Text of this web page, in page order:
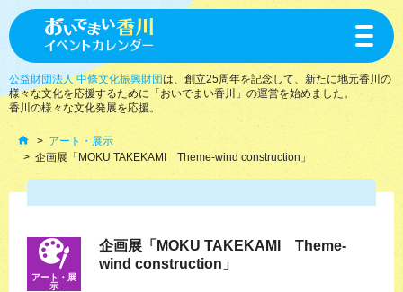
toggle
公益財団法人 中條文化振興財団は、創立25周年を記念して、新たに地元香川の
様々な文化を応援するために「おいでまい香川」の運営を始めました。
香川の様々な文化発展を応援。
アート・展示
企画展「MOKU TAKEKAMI Theme-wind construction」
アート・展
示
企画展「MOKU TAKEKAMI Theme-
wind construction」